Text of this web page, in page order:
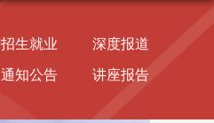
招生就业 深度报道
通知公告 讲座报告